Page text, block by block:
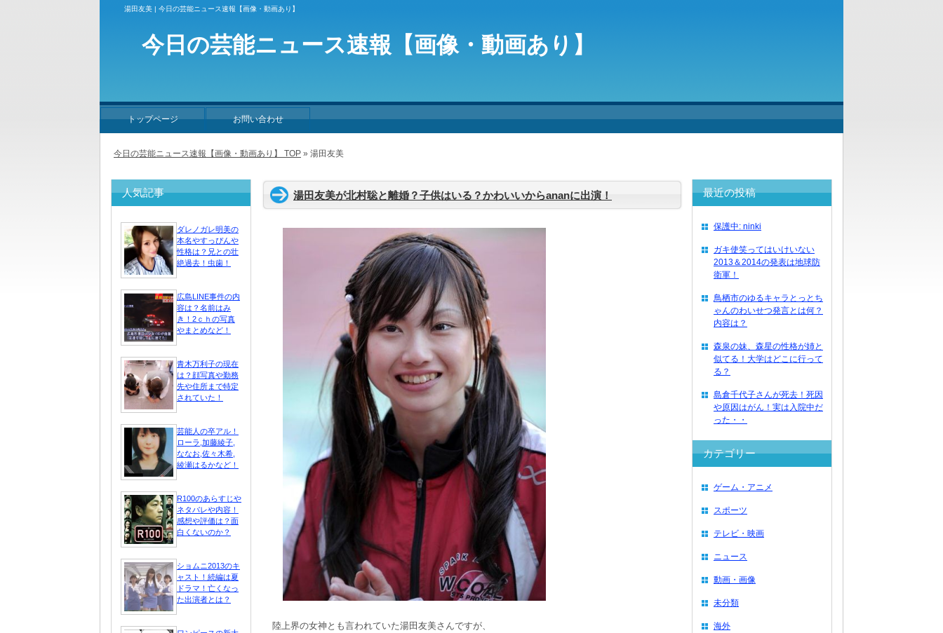
湯田友美 | 今日の芸能ニュース速報【画像・動画あり】
湯田友美が北村聡と離婚？子供はいる？かわいいからananに出演！
陸上界の女神とも言われていた湯田友美さんですが、
人気記事
ダレノガレ明美の
本名やすっぴんや
性格は？兄との壮
絶過去！虫歯！
広島LINE事件の内
容は？名前はみ
き！2ｃｈの写真
やまとめなど！
青木万利子の現在
は？顔写真や勤務
先や住所まで特定
されていた！
芸能人の卒アル！
ローラ,加藤綾子,
ななお,佐々木希,
綾瀬はるかなど！
R100のあらすじや
ネタバレや内容！
感想や評価は？面
白くないのか？
ショムニ2013のキ
ャスト！続編は夏
ドラマ！亡くなっ
た出演者とは？
最近の投稿
保護中: ninki
ガキ使笑ってはいけいない
2013＆2014の発表は地球防
衛軍！
鳥栖市のゆるキャラとっとち
ゃんのわいせつ発言とは何？
内容は？
森泉の妹、森星の性格が姉と
似てる！大学はどこに行って
る？
島倉千代子さんが死去！死因
や原因はがん！実は入院中だ
った・・
カテゴリー
ゲーム・アニメ
スポーツ
テレビ・映画
ニュース
動画・画像
未分類
海外
今日の芸能ニュース速報【画像・動画あり】 TOP » 湯田友美
今日の芸能ニュース速報【画像・動画あり】
トップページ お問い合わせ